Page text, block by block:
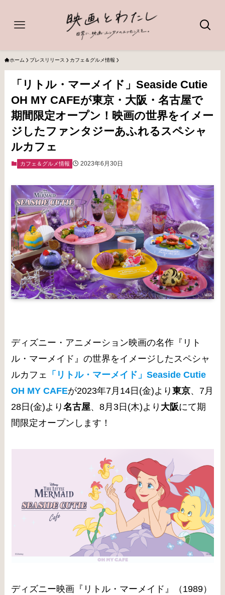
ホーム プレスリリース カフェ＆グルメ情報
「リトル・マーメイド」Seaside Cutie
OH MY CAFEが東京・大阪・名古屋で
期間限定オープン！映画の世界をイメー
ジしたファンタジーあふれるスペシャ
ルカフェ
カフェ＆グルメ情報 2023年6月30日
ディズニー・アニメーション映画の名作『リト
ル・マーメイド』の世界をイメージしたスペシャ
ルカフェ 「リトル・マーメイド」Seaside Cutie
OH MY CAFEが2023年7月14日(金)より東京、7月
28日(金)より名古屋、8月3日(木)より 大阪にて期
間限定オープンします！
ディズニー映画『リトル・マーメイド』（1989）